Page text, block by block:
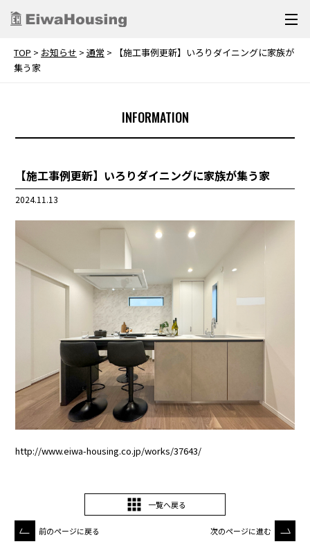
TOP > お知らせ > 通常 >
【施工事例更新】いろりダイニングに家族が
集う家
INFORMATION
【施工事例更新】いろりダイニングに家族が集う家
2024.11.13
http://www.eiwa-housing.co.jp/works/37643/
前のページに戻る
一覧へ戻る
次のページに進む